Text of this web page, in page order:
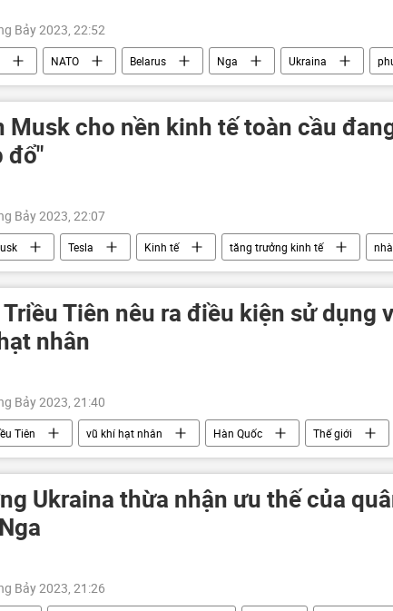
Bảy 2023, 22:52
NATO Belarus Nga Ukraina
châu Âu
Thế giới đe dọa
Musk cho nền kinh tế toàn cầu
đổ"
Bảy 2023, 22:07
Tesla Kinh tế tăng trưởng kinh tế
Tiên nêu ra điều kiện sử dụng
nhân
Bảy 2023, 21:40
Tiên vũ khí hạt nhân Hàn Quốc Thế giới
đe dọa
Ukraina thừa nhận ưu thế của
Bảy 2023, 21:26